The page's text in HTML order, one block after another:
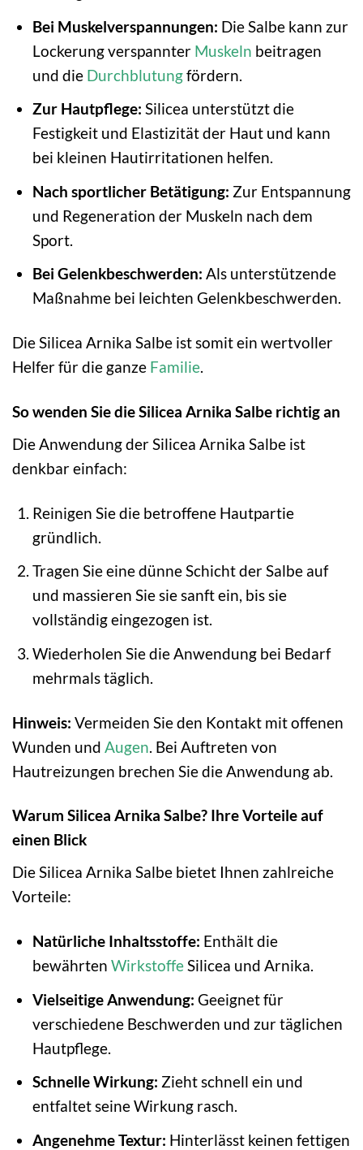
Bei Muskelverspannungen: Die Salbe kann zur
Lockerung verspannter Muskeln beitragen
und die Durchblutungfördern.
Zur Hautpflege: Silicea unterstützt die
Festigkeit und Elastizität der Haut und kann
bei kleinen Hautirritationen helfen.
Nach sportlicher Betätigung: Zur Entspannung
und Regeneration der Muskeln nach dem
Sport.
Bei Gelenkbeschwerden: Als unterstützende
Maßnahme bei leichten Gelenkbeschwerden.
Die Silicea Arnika Salbe ist somit ein wertvoller
Helfer für die ganze Familie.
So wenden Sie die Silicea Arnika Salbe richtig an
Die Anwendung der Silicea Arnika Salbe ist
denkbar einfach:
Reinigen Sie die betroffene Hautpartie
gründlich.
Tragen Sie eine dünne Schicht der Salbe auf
und massieren Sie sie sanft ein, bis sie
vollständig eingezogen ist.
Wiederholen Sie die Anwendung bei Bedarf
mehrmals täglich.
Hinweis: Vermeiden Sie den Kontakt mit offenen
Wunden und Augen . Bei Auftreten von
Hautreizungen brechen Sie die Anwendung ab.
Warum Silicea Arnika Salbe? Ihre Vorteile auf
einen Blick
Die Silicea Arnika Salbe bietet Ihnen zahlreiche
Vorteile:
Natürliche Inhaltsstoffe: Enthält die
bewährten WirkstoffeSilicea und Arnika.
Vielseitige Anwendung: Geeignet für
verschiedene Beschwerden und zur täglichen
Hautpflege.
Schnelle Wirkung: Zieht schnell ein und
entfaltet seine Wirkung rasch.
Angenehme Textur: Hinterlässt keinen fettigen